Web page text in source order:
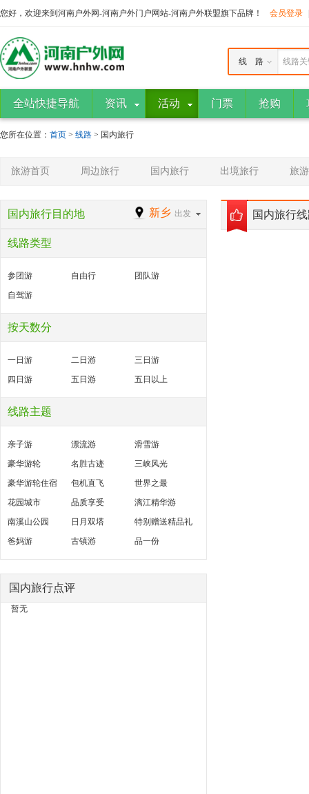
您好，欢迎来到河南户外网-河南户外门户网站-河南户外联盟旗下品牌！ 会员登录
线路
线 路
全站快捷导航 资讯 活动 门票 抢购
您所在位置： 首页 > 线路 > 国内旅行
旅游首页 周边旅行 国内旅行 出境旅行 旅
国内旅行目的地 新乡 出发
线路类型
参团游 自由行
团队游
自驾游
按天数分
一日游 二日游
三日游
四日游
五日游 五日以上
线路主题
亲子游 漂流游
滑雪游
豪华游轮
名胜古迹
三峡风光
豪华游轮住宿
包机直飞
世界之最
花园城市
品质享受
漓江精华游
南溪山公园
日月双塔
特别赠送精品礼
品一份
爸妈游 古镇游
国内旅行点评
暂无
国内旅行